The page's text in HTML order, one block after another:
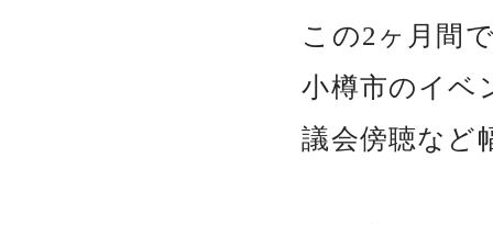
この2ヶ月間
小樽市のイベ
議会傍聴など